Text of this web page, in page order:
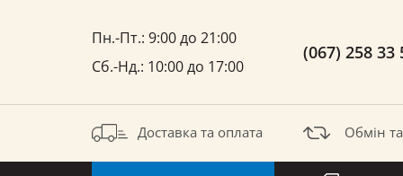
Пн.-Пт.: 9:00 до 21:00
Сб.-Нд.: 10:00 до 17:00
(067) 258 33
Доставка та оплата Обмін